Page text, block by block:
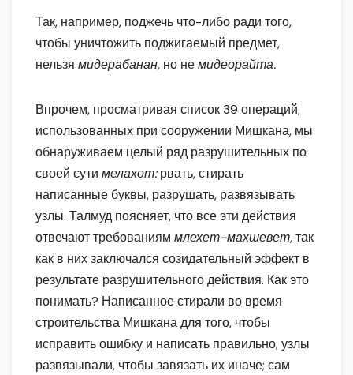
Так, например, поджечь что-либо ради того,
чтобы уничтожить поджигаемый предмет,
нельзя мидерабанан, но немидеорайта.
Впрочем, просматривая список 39 операций,
использованных при сооружении Мишкана, мы
обнаруживаем целый ряд разрушительных по
своей сути мелахот:рвать, стирать
написанные буквы, разрушать, развязывать
узлы. Талмуд поясняет, что все эти действия
отвечают требованиям млехет-махшевет,так
как в них заключался созидательный эффект в
результате разрушительного действия. Как это
понимать? Написанное стирали во время
строительства Мишкана для того, чтобы
исправить ошибку и написать правильно; узлы
развязывали, чтобы завязать их иначе; сам